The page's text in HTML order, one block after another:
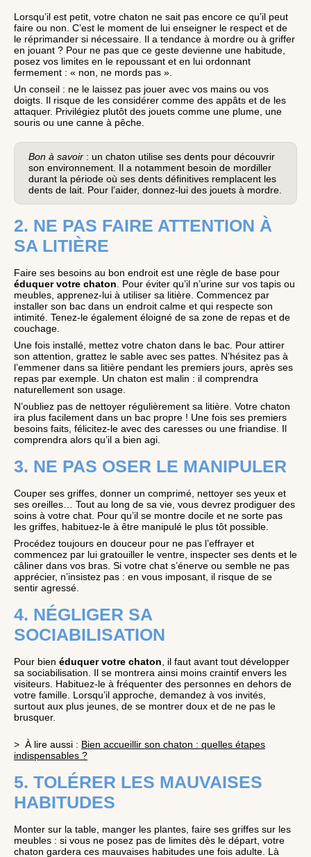
Lorsqu’il est petit, votre chaton ne sait pas encore ce qu’il peut
faire ou non. C’est le moment de lui enseigner le respect et de
le réprimander si nécessaire. Il a tendance à mordre ou à griffer
en jouant ? Pour ne pas que ce geste devienne une habitude,
posez vos limites en le repoussant et en lui ordonnant
fermement : « non, ne mords pas ».
Un conseil : ne le laissez pas jouer avec vos mains ou vos
doigts. Il risque de les considérer comme des appâts et de les
attaquer. Privilégiez plutôt des jouets comme une plume, une
souris ou une canne à pêche.
Bon à savoir : un chaton utilise ses dents pour découvrir
son environnement. Il a notamment besoin de mordiller
durant la période où ses dents définitives remplacent les
dents de lait. Pour l’aider, donnez-lui des jouets à mordre.
2. NE PAS FAIRE ATTENTION À
SA LITIÈRE
Faire ses besoins au bon endroit est une règle de base pour
éduquer votre chaton. Pour éviter qu’il n’urine sur vos tapis ou
meubles, apprenez-lui à utiliser sa litière. Commencez par
installer son bac dans un endroit calme et qui respecte son
intimité. Tenez-le également éloigné de sa zone de repas et de
couchage.
Une fois installé, mettez votre chaton dans le bac. Pour attirer
son attention, grattez le sable avec ses pattes. N’hésitez pas à
l’emmener dans sa litière pendant les premiers jours, après ses
repas par exemple. Un chaton est malin : il comprendra
naturellement son usage.
N’oubliez pas de nettoyer régulièrement sa litière. Votre chaton
ira plus facilement dans un bac propre ! Une fois ses premiers
besoins faits, félicitez-le avec des caresses ou une friandise. Il
comprendra alors qu’il a bien agi.
3. NE PAS OSER LE MANIPULER
Couper ses griffes, donner un comprimé, nettoyer ses yeux et
ses oreilles… Tout au long de sa vie, vous devrez prodiguer des
soins à votre chat. Pour qu’il se montre docile et ne sorte pas
les griffes, habituez-le à être manipulé le plus tôt possible.
Procédez toujours en douceur pour ne pas l’effrayer et
commencez par lui gratouiller le ventre, inspecter ses dents et le
câliner dans vos bras. Si votre chat s’énerve ou semble ne pas
apprécier, n’insistez pas : en vous imposant, il risque de se
sentir agressé.
4. NÉGLIGER SA
SOCIABILISATION
Pour bien éduquer votre chaton, il faut avant tout développer
sa sociabilisation. Il se montrera ainsi moins craintif envers les
visiteurs. Habituez-le à fréquenter des personnes en dehors de
votre famille. Lorsqu’il approche, demandez à vos invités,
surtout aux plus jeunes, de se montrer doux et de ne pas le
brusquer.
> À lire aussi : Bien accueillir son chaton : quelles étapes
indispensables ?
5. TOLÉRER LES MAUVAISES
HABITUDES
Monter sur la table, manger les plantes, faire ses griffes sur les
meubles : si vous ne posez pas de limites dès le départ, votre
chaton gardera ces mauvaises habitudes une fois adulte. Là